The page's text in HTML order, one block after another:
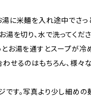
湯に米麺を入れ途中でさっ
湯を切り、水で洗ってくだ
お湯を通すとスープが冷
せるのはもちろん、様々
す。写真より少し細めの